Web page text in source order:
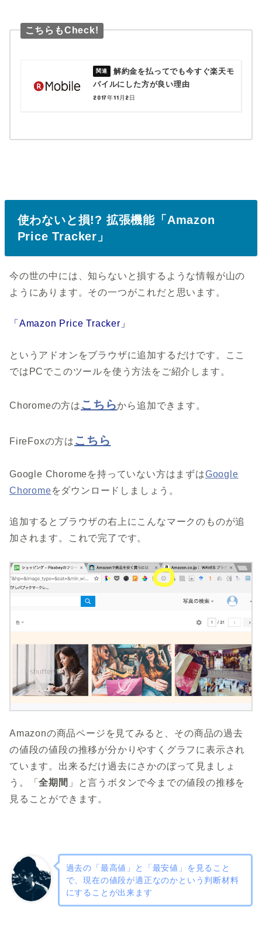
こちらもCheck!
解約金を払ってでも今すぐ楽天モ
バイルにした方が良い理由
2017年11月2日
使わないと損!? 拡張機能「Amazon
Price Tracker」
今の世の中には、知らないと損するような情報が山の
ようにあります。その一つがこれだと思います。
「Amazon Price Tracker」
というアドオンをブラウザに追加するだけです。ここ
ではPCでこのツールを使う方法をご紹介します。
Choromeの方は こちらから追加できます。
FireFoxの方は こちら
Google Choromeを持っていない方はまずはGoogle
Choromeをダウンロードしましょう。
追加するとブラウザの右上にこんなマークのものが追
加されます。これで完了です。
Amazonの商品ページを見てみると、その商品の過去
の値段の値段の推移が分かりやすくグラフに表示され
ています。出来るだけ過去にさかのぼって見ましょ
う。「全期間 」と言うボタンで今までの値段の推移を
見ることができます。
過去の「最高値」と「最安値」を見ること
で、現在の値段が適正なのかという判断材料
にすることが出来ます